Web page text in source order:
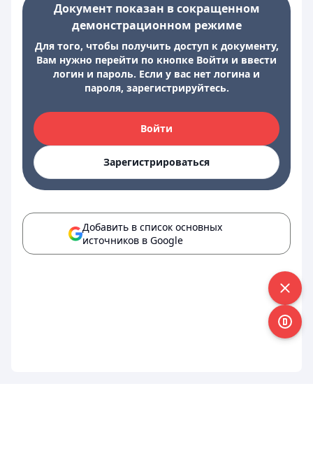
Документ показан в сокращенном
демонстрационном режиме
Для того, чтобы получить доступ к документу,
Вам нужно перейти по кнопке Войти и ввести
логин и пароль. Если у вас нет логина и
пароля, зарегистрируйтесь.
Войти
Зарегистрироваться
Добавить в список основных
источников в Google